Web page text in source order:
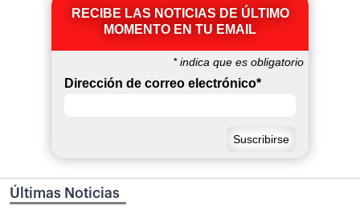
RECIBE LAS NOTICIAS DE ÚLTIMO
MOMENTO EN TU EMAIL
*indica que es obligatorio
Dirección de correo electrónico*
Últimas Noticias